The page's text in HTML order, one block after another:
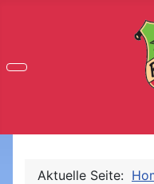
Aktuelle Seite: